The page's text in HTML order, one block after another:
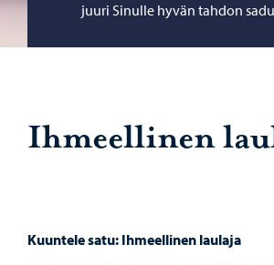
juuri Sinulle hyvän tahdon
Ihmeellinen
Kuuntele satu: Ihmeellinen laulaja